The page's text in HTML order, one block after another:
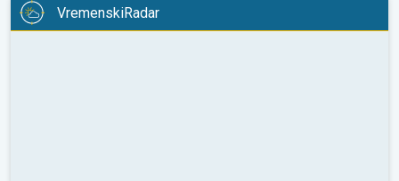
VremenskiRadar